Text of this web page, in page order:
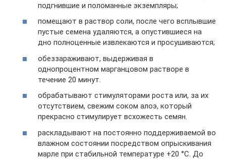
подгнившие и поломанные экземпляры;
помещают в раствор соли, после чего всплывшие
пустые семена удаляются, а опустившиеся на
дно полноценные извлекаются и просушиваются;
обеззараживают, выдерживая в
однопроцентном марганцовом растворе в
течение 20 минут.
обрабатывают стимуляторами роста или, за их
отсутствием, свежим соком алоэ, который
прекрасно стимулирует всхожесть семян.
раскладывают на постоянно поддерживаемой во
влажном состоянии посредством опрыскивания
марле при стабильной температуре +20 °С. До